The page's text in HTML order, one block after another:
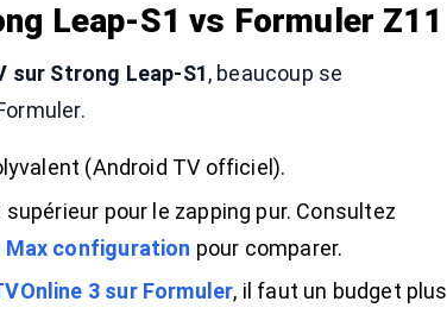
Leap-S1 vs Formuler Z11
sur Strong Leap-S1, beaucoup se
(Android TV officiel).
pour le zapping pur. Consultez
configuration pour comparer.
3 sur Formuler, il faut un budget plus